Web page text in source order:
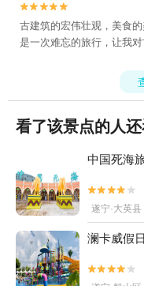


古建筑的宏伟壮观，美食
是一次难忘的旅行，让我
看了该景点的人还
中国死海


遂宁·大英县
澜卡威假

